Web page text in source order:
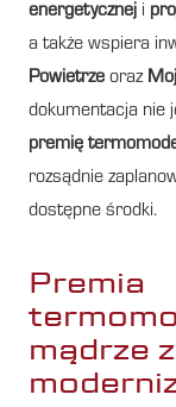
energetycznej i
a także wspiera
Powietrze oraz
dokumentacja nie
premię
rozsądnie
dostępne środki.
Premia
mądrze